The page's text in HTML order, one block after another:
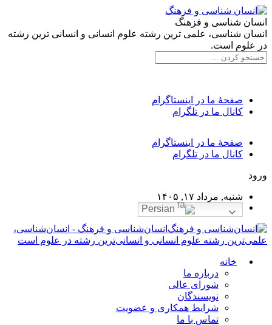
انسان شناسی و فزهنگ
انسان شناسی، علمی ترین رشته علوم انسانی و انسانی ترین رشته
در علوم است.
صفحۀ ما در اینستاگرام
کانال ما در تلگرام
صفحۀ ما در اینستاگرام
کانال ما در تلگرام
ورود
شنبه, مرداد ۱۷, ۱۴۰۵
انسان‌شناسی و فرهنگ - انسان‌شناسی،
علمی‌ترین رشته علوم انسانی و انسانی‌ترین رشته در علوم است
خانه
درباره ما
شورای عالی
نویسندگان
شرایط همکاری و عضویت
تماس با ما